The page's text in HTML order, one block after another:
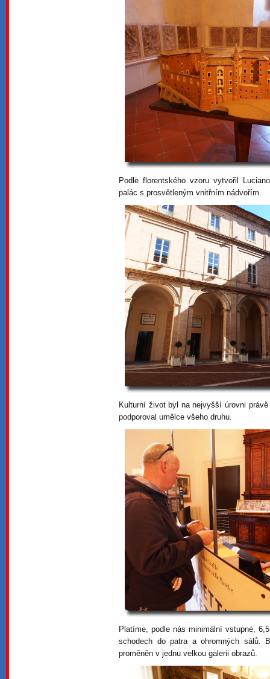
Podle florentského vzoru vytvořil
palác s prosvětleným vnitřním nádvořím.
Kulturní život byl na nejvyšší úrovni
podporoval umělce všeho druhu.
Platíme, podle nás minimální vstupné,
schodech do patra a ohromných sálů.
proměněn v jednu velkou galerii obrazů.